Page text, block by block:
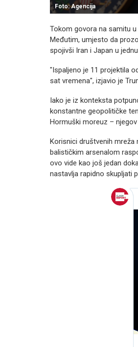
Foto: Agencija
Tokom govora na samitu
Međutim, umjesto da
spojivši Iran i Japan u
"Ispaljeno je 11 projektila
sat vremena", izjavio je
Iako je iz konteksta
konstantne geopolitičke
Hormuški moreuz –
Korisnici društvenih mreža
balističkim arsenalom
ovo vide kao još jedan
nastavlja rapidno skupljati